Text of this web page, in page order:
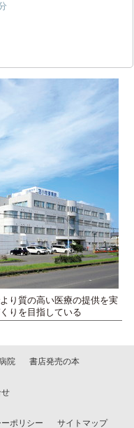
り質の高い医療の提供を実
りを目指している
院 書店発売の本
ポリシー サイトマップ